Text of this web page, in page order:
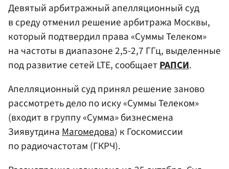
Девятый арбитражный апелляционный суд
в среду отменил решение арбитража Москвы,
который подтвердил права «Суммы Телеком»
на частоты в диапазоне 2,5-2,7 ГГц, выделенные
под развитие сетей LTE, сообщаетРАПСИ.
Апелляционный суд принял решение заново
рассмотреть дело по иску «Суммы Телеком»
(входит в группу «Сумма» бизнесмена
ЗиявутдинаМагомедова) к Госкомиссии
по радиочастотам (ГКРЧ).